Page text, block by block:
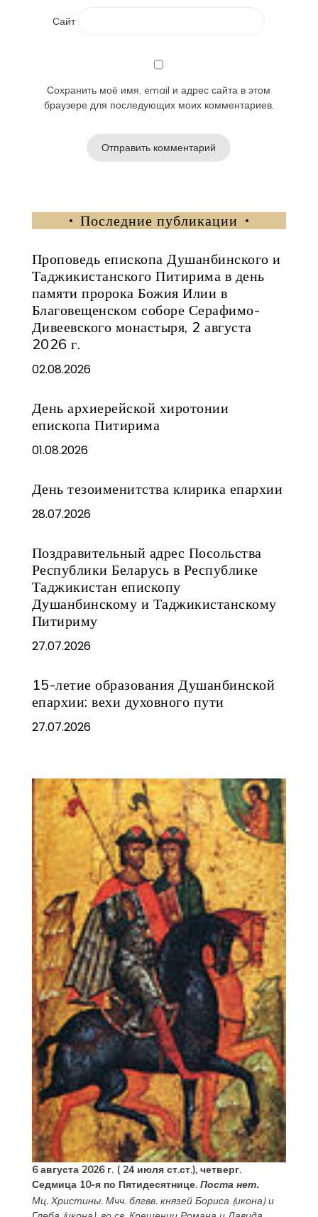
Сайт
Сохранить моё имя, email и адрес сайта в этом
браузере для последующих моих комментариев.
Последние публикации
Проповедь епископа Душанбинского и
Таджикистанского Питирима в день
памяти пророка Божия Илии в
Благовещенском соборе Серафимо-
Дивеевского монастыря, 2 августа
2026 г.
02.08.2026
День архиерейской хиротонии
епископа Питирима
01.08.2026
День тезоименитства клирика епархии
28.07.2026
Поздравительный адрес Посольства
Республики Беларусь в Республике
Таджикистан епископу
Душанбинскому и Таджикистанскому
Питириму
27.07.2026
15-летие образования Душанбинской
епархии: вехи духовного пути
27.07.2026
6 августа 2026 г. ( 24 июля ст.ст.), четверг.
Седмица 10-я по Пятидесятнице. Поста нет.
Мц. Христины. Мчч. блгвв. князей Бориса(икона) и